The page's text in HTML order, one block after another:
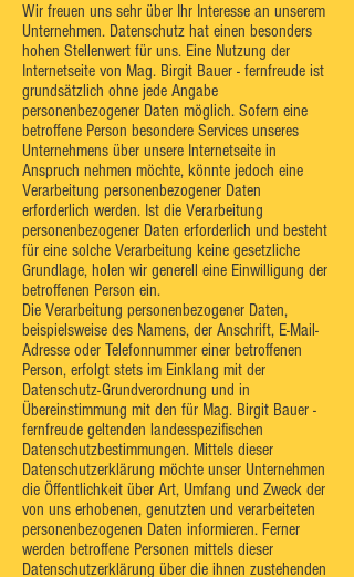
Wir freuen uns sehr über Ihr Interesse an unserem
Unternehmen. Datenschutz hat einen besonders
hohen Stellenwert für uns. Eine Nutzung der
Internetseite von Mag. Birgit Bauer - fernfreude ist
grundsätzlich ohne jede Angabe
personenbezogener Daten möglich. Sofern eine
betroffene Person besondere Services unseres
Unternehmens über unsere Internetseite in
Anspruch nehmen möchte, könnte jedoch eine
Verarbeitung personenbezogener Daten
erforderlich werden. Ist die Verarbeitung
personenbezogener Daten erforderlich und besteht
für eine solche Verarbeitung keine gesetzliche
Grundlage, holen wir generell eine Einwilligung der
betroffenen Person ein.
Die Verarbeitung personenbezogener Daten,
beispielsweise des Namens, der Anschrift, E-Mail-
Adresse oder Telefonnummer einer betroffenen
Person, erfolgt stets im Einklang mit der
Datenschutz-Grundverordnung und in
Übereinstimmung mit den für Mag. Birgit Bauer -
fernfreude geltenden landesspezifischen
Datenschutzbestimmungen. Mittels dieser
Datenschutzerklärung möchte unser Unternehmen
die Öffentlichkeit über Art, Umfang und Zweck der
von uns erhobenen, genutzten und verarbeiteten
personenbezogenen Daten informieren. Ferner
werden betroffene Personen mittels dieser
Datenschutzerklärung über die ihnen zustehenden